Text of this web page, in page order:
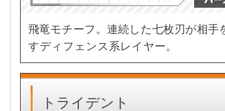
飛竜モチーフ。連続した七枚刃が相手
すディフェンス系レイヤー。
トライデント